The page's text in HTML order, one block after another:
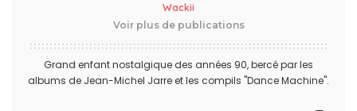
Wackii
Voir plus de publications
Grand enfant nostalgique des années 90, bercé par les
albums de Jean-Michel Jarre et les compils "Dance Machine".